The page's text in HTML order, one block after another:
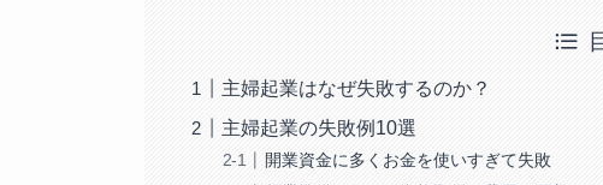
主婦起業はなぜ失敗するのか？
主婦起業の失敗例10選
開業資金に多くお金を使いすぎて失敗